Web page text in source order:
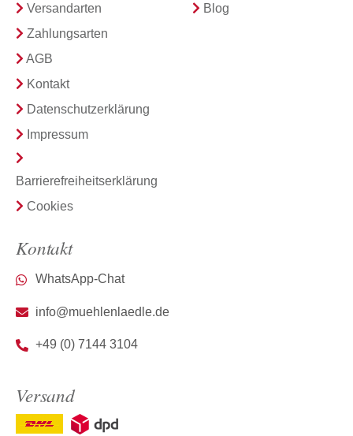
Versandarten
Zahlungsarten
AGB
Kontakt
Datenschutzerklärung
Impressum
Barrierefreiheitserklärung
Cookies
Blog
Kontakt
WhatsApp-Chat
info@muehlenlaedle.de
+49 (0) 7144 3104
Versand